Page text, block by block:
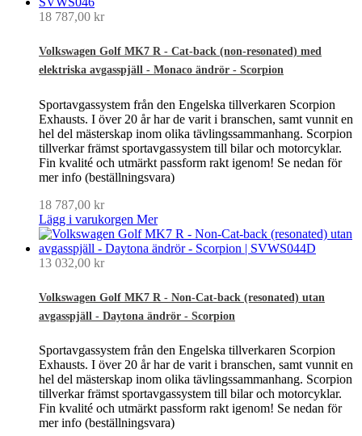
18 787,00 kr
Volkswagen Golf MK7 R - Cat-back (non-resonated) med
elektriska avgasspjäll - Monaco ändrör - Scorpion
Sportavgassystem från den Engelska tillverkaren Scorpion
Exhausts. I över 20 år har de varit i branschen, samt vunnit en
hel del mästerskap inom olika tävlingssammanhang. Scorpion
tillverkar främst sportavgassystem till bilar och motorcyklar.
Fin kvalité och utmärkt passform rakt igenom! Se nedan för
mer info (beställningsvara)
18 787,00 kr
Lägg i varukorgen Mer
13 032,00 kr
Volkswagen Golf MK7 R - Non-Cat-back (resonated) utan
avgasspjäll - Daytona ändrör - Scorpion
Sportavgassystem från den Engelska tillverkaren Scorpion
Exhausts. I över 20 år har de varit i branschen, samt vunnit en
hel del mästerskap inom olika tävlingssammanhang. Scorpion
tillverkar främst sportavgassystem till bilar och motorcyklar.
Fin kvalité och utmärkt passform rakt igenom! Se nedan för
mer info (beställningsvara)